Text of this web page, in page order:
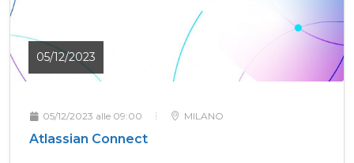
05/12/2023
05/12/2023 alle 09:00 MILANO
Atlassian Connect